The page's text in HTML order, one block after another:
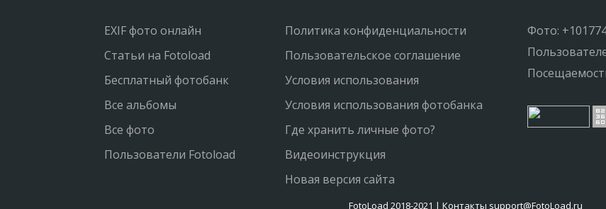
EXIF фото онлайн
Статьи на Fotoload
Бесплатный фотобанк
Все альбомы
Все фото
Пользователи Fotoload
Политика конфиденциальности
Пользовательское соглашение
Условия использования
Условия использования фотобанка
Где хранить личные фото?
Видеоинструкция
Новая версия сайта
Фото:
FotoLoad 2018-2021 | Контакты support@FotoLoad.ru